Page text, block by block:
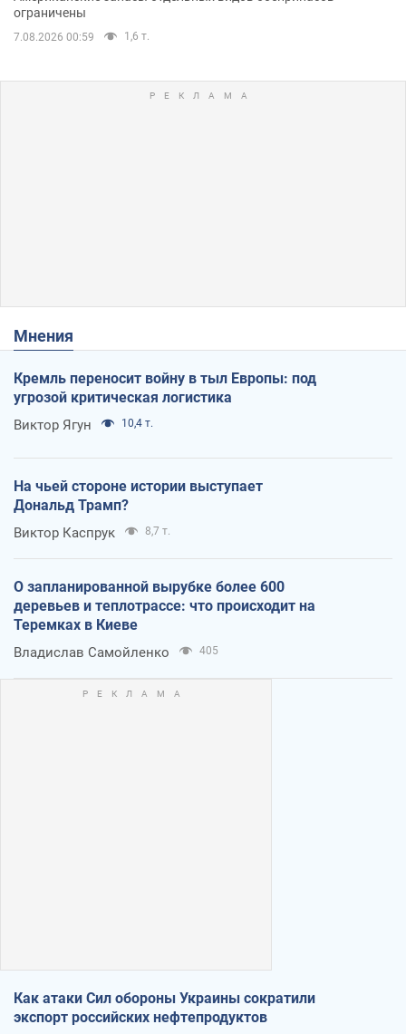
ограничены
7.08.2026 00:59 1,6 т.
Мнения
Кремль переносит войну в тыл Европы: под
угрозой критическая логистика
Виктор Ягун 10,4 т.
На чьей стороне истории выступает
Дональд Трамп?
Виктор Каспрук 8,7 т.
О запланированной вырубке более 600
деревьев и теплотрассе: что происходит на
Теремках в Киеве
Владислав Самойленко 405
Как атаки Сил обороны Украины сократили
экспорт российских нефтепродуктов